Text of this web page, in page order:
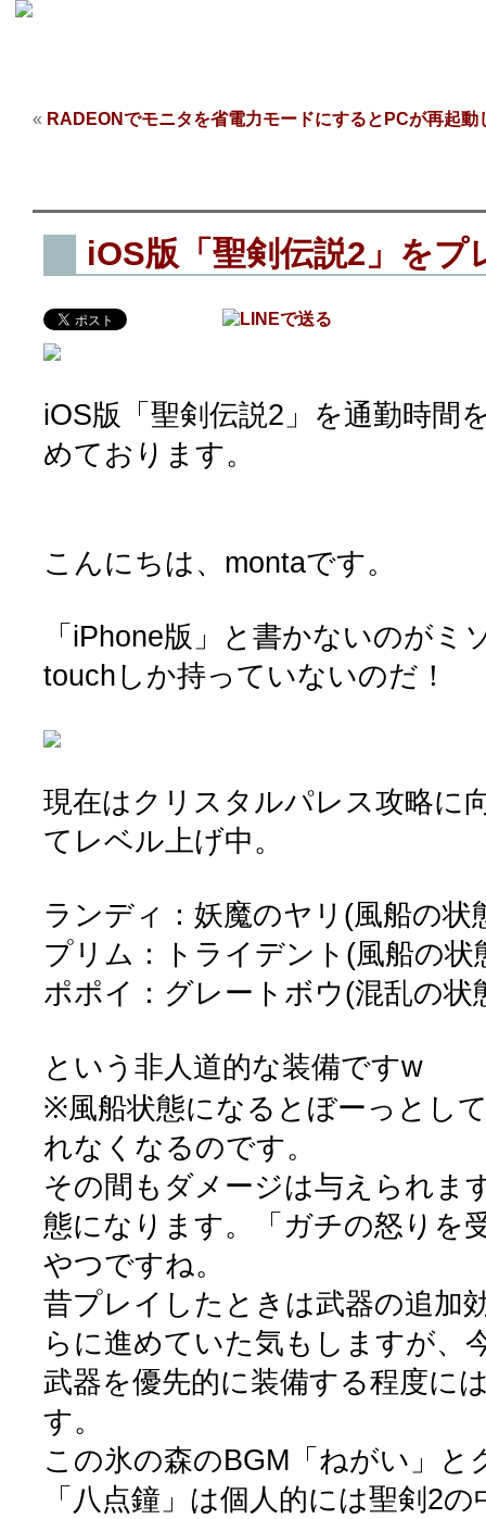
« RADEONでモニタを省電力モードにするとPCが再起動
iOS版「聖剣伝説2」をプ
iOS版「聖剣伝説2」を通勤時間
めております。
こんにちは、montaです。
「iPhone版」と書かないのがミ
touchしか持っていないのだ！
現在はクリスタルパレス攻略に
てレベル上げ中。
ランディ：妖魔のヤリ(風船の状
プリム：トライデント(風船の状
ポポイ：グレートボウ(混乱の状
という非人道的な装備ですw
※風船状態になるとぼーっとし
れなくなるのです。
その間もダメージは与えられま
態になります。「ガチの怒りを
やつですね。
昔プレイしたときは武器の追加
らに進めていた気もしますが、
武器を優先的に装備する程度に
す。
この氷の森のBGM「ねがい」
「八点鐘」は個人的には聖剣2